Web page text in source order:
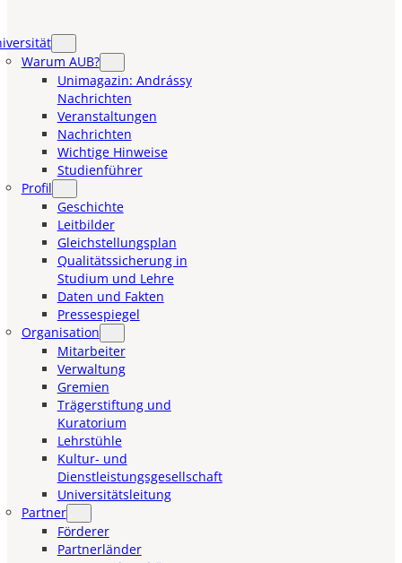
Warum AUB?
Unimagazin: Andrássy
Nachrichten
Veranstaltungen
Nachrichten
Wichtige Hinweise
Studienführer
Profil
Geschichte
Leitbilder
Gleichstellungsplan
Qualitätssicherung in
Studium und Lehre
Daten und Fakten
Pressespiegel
Organisation
Mitarbeiter
Verwaltung
Gremien
Trägerstiftung und
Kuratorium
Lehrstühle
Kultur- und
Dienstleistungsgesellschaft
Universitätsleitung
Partner
Förderer
Partnerländer